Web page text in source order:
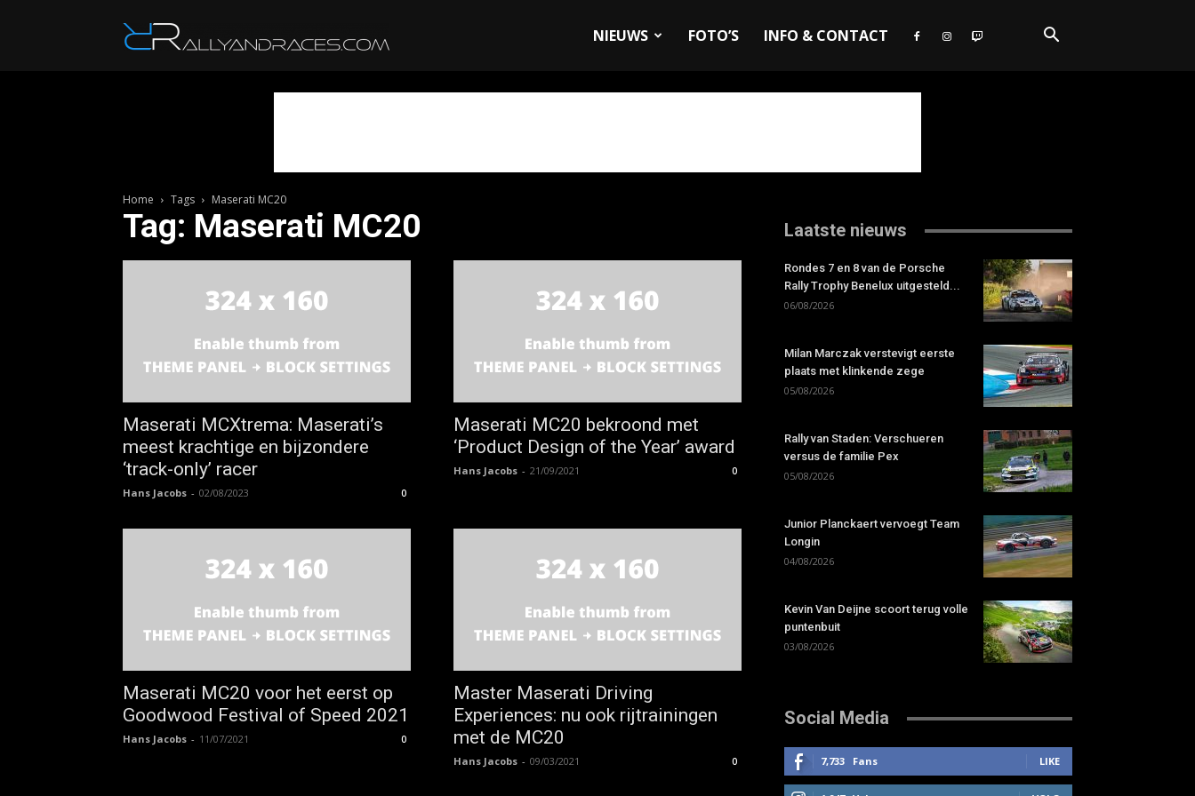
NIEUWS FOTO’S INFO & CONTACT
Home Tags Maserati MC20
Tag: Maserati MC20
Maserati MCXtrema: Maserati’s
meest krachtige en bijzondere
‘track-only’ racer
Hans Jacobs - 02/08/2023 0
Maserati MC20 bekroond met
‘Product Design of the Year’ award
Hans Jacobs - 21/09/2021 0
Maserati MC20 voor het eerst op
Goodwood Festival of Speed 2021
Hans Jacobs - 11/07/2021 0
Master Maserati Driving
Experiences: nu ook rijtrainingen
met de MC20
Hans Jacobs - 09/03/2021 0
Laatste nieuws
Rondes 7 en 8 van de Porsche
Rally Trophy Benelux uitgesteld...
06/08/2026
Milan Marczak verstevigt eerste
plaats met klinkende zege
05/08/2026
Rally van Staden: Verschueren
versus de familie Pex
05/08/2026
Junior Planckaert vervoegt Team
Longin
04/08/2026
Kevin Van Deijne scoort terug volle
puntenbuit
03/08/2026
Social Media
7,733 Fans LIKE